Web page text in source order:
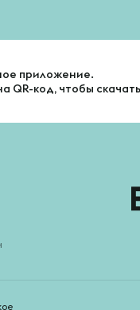
приложение.
QR-код, чтобы скачать